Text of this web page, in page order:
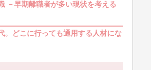
－早期離職者が多い現状を考える
。どこに行っても通用する人材にな